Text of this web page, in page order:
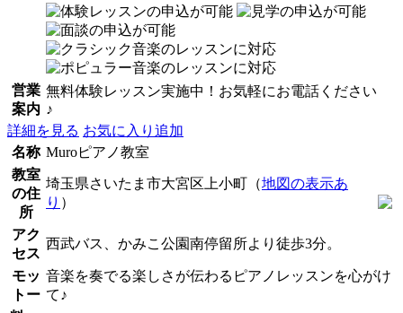
営業
案内
無料体験レッスン実施中！お気軽にお電話ください
♪
詳細を見る お気に入り追加
名称 Muroピアノ教室
教室
の住
所
埼玉県さいたま市大宮区上小町（地図の表示あ
り ）
アク
セス
西武バス、かみこ公園南停留所より徒歩3分。
モッ
トー
音楽を奏でる楽しさが伝わるピアノレッスンを心がけ
て♪